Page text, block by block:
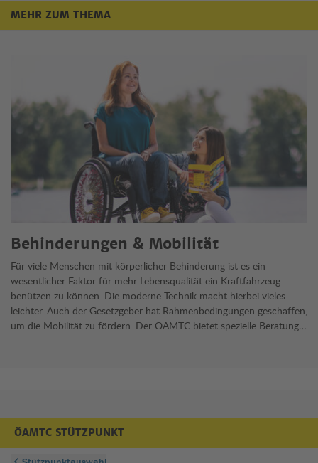
MEHR ZUM THEMA
Behinderungen & Mobilität
Für viele Menschen mit körperlicher Behinderung ist es ein
wesentlicher Faktor für mehr Lebensqualität ein Kraftfahrzeug
benützen zu können. Die moderne Technik macht hierbei vieles
leichter. Auch der Gesetzgeber hat Rahmenbedingungen geschaffen,
um die Mobilität zu fördern. Der ÖAMTC bietet spezielle Beratung,
ÖAMTC STÜTZPUNKT